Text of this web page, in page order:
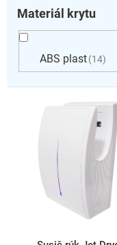
Materiál krytu
ABS plast 14
V